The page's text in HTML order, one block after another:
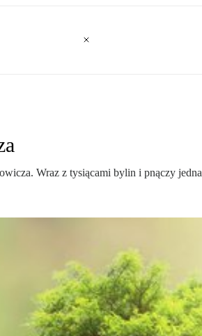
Wraz z tysiącami bylin i pnączy